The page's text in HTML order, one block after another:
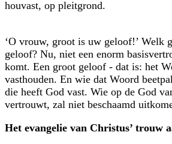
houvast, op pleitgrond.
‘O vrouw, groot is uw geloof!’ Welk
geloof? Nu, niet een enorm
komt. Een groot geloof - dat is: het
vasthouden. En wie dat Woord
die heeft God vast. Wie op de God
vertrouwt, zal niet beschaamd
Het evangelie van Christus’ trouw